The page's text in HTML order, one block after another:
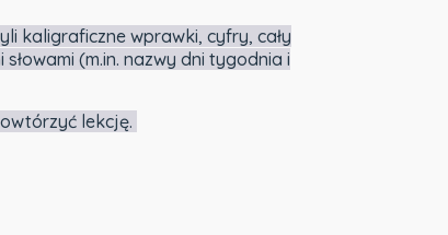
kaligraficzne wprawki, cyfry, cały
(m.in. nazwy dni tygodnia i
lekcję.